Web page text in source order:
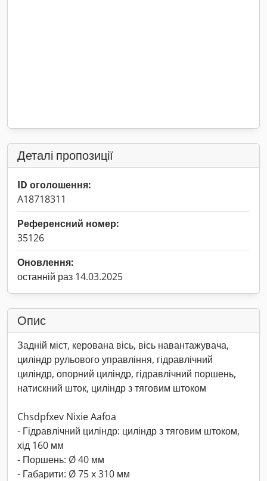
Деталі пропозиції
ID оголошення:
A18718311
Референсний номер:
35126
Оновлення:
останній раз 14.03.2025
Опис
Задній міст, керована вісь, вісь навантажувача,
циліндр рульового управління, гідравлічний
циліндр, опорний циліндр, гідравлічний поршень,
натискний шток, циліндр з тяговим штоком
Chsdpfxev Nixie Aafoa
- Гідравлічний циліндр: циліндр з тяговим штоком,
хід 160 мм
- Поршень: Ø 40 мм
- Габарити: Ø 75 x 310 мм